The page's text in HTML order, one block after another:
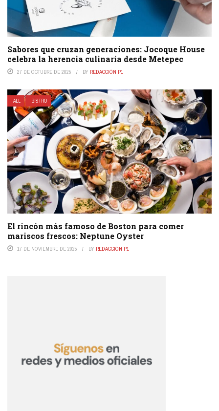
Sabores que cruzan generaciones: Jocoque House
celebra la herencia culinaria desde Metepec
27 DE OCTUBRE DE 2025 BY REDACCIÓN P1
ALL BISTRO
El rincón más famoso de Boston para comer
mariscos frescos: Neptune Oyster
17 DE NOVIEMBRE DE 2025 BY REDACCIÓN P1